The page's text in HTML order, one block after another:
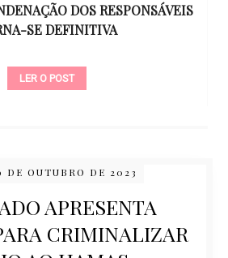
DOS RESPONSÁVEIS
SE DEFINITIVA
LER O POST
OUTUBRO DE 2023
APRESENTA
CRIMINALIZAR